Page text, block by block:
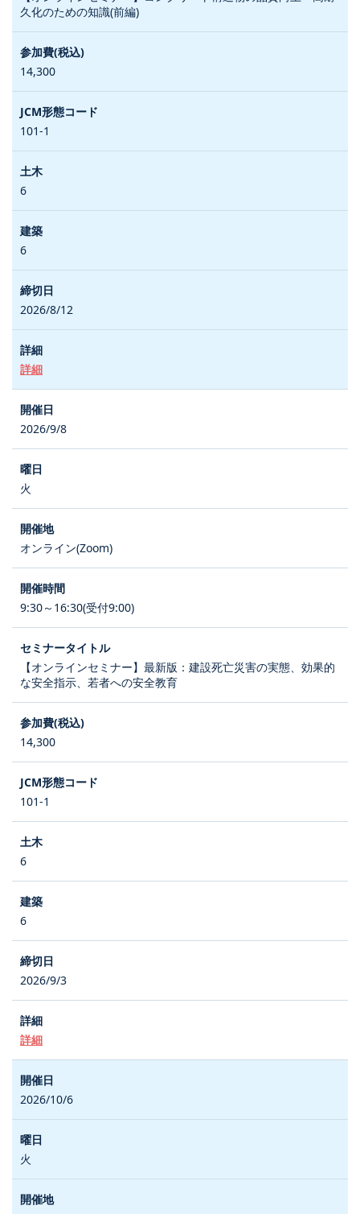
久化のための知識(前編)
14,300
101-1
6
6
2026/8/12
詳細
2026/9/8
火
オンライン(Zoom)
9:30～16:30(受付9:00)
【オンラインセミナー】最新版：建設死亡災害の実態、効果的
な安全指示、若者への安全教育
14,300
101-1
6
6
2026/9/3
詳細
2026/10/6
火